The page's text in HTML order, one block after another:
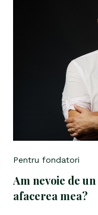
Pentru fondatori
Am nevoie de
afacerea mea?